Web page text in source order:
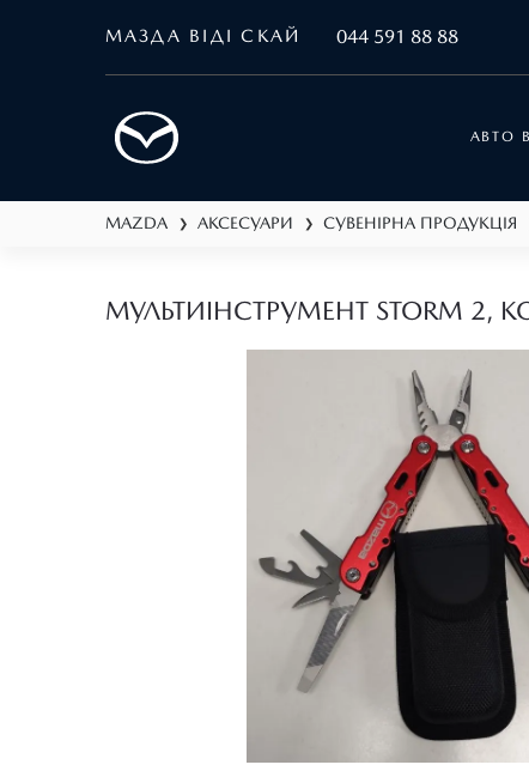
МАЗДА ВІДІ СКАЙ 044 591 88 88
АВТО
MAZDA ❯ АКСЕСУАРИ ❯ СУВЕНІРНА ПРОДУКЦІЯ
МУЛЬТИІНСТРУМЕНТ STORM 2,